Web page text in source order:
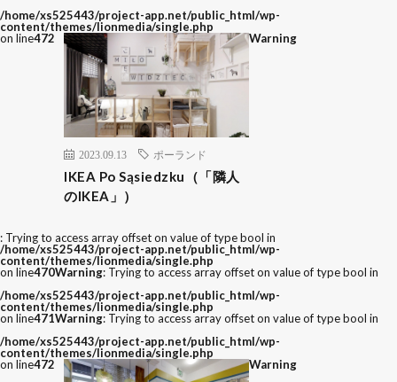
/home/xs525443/project-app.net/public_html/wp-
content/themes/lionmedia/single.php
on line472
2023.09.13 ポーランド
IKEA Po Sąsiedzku（「隣人
のIKEA」）
Warning
: Trying to access array offset on value of type bool in
/home/xs525443/project-app.net/public_html/wp-
content/themes/lionmedia/single.php
on line470Warning: Trying to access array offset on value of type bool in
/home/xs525443/project-app.net/public_html/wp-
content/themes/lionmedia/single.php
on line471Warning: Trying to access array offset on value of type bool in
/home/xs525443/project-app.net/public_html/wp-
content/themes/lionmedia/single.php
on line472 Warning